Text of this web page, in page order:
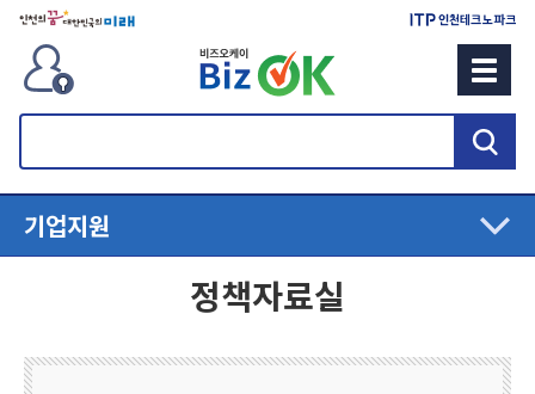
검
기업지원
정책자료실